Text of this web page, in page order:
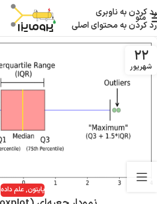
رد کردن به ناوبری
رد کردن به محتوای اصلی
منو
۲۲
شهریور
پایتون,علم داده